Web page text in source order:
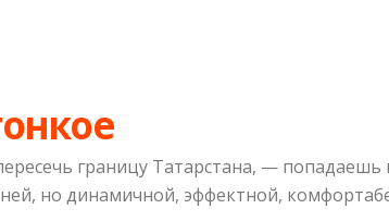
границу Татарстана, —
но динамичной, эффектной,